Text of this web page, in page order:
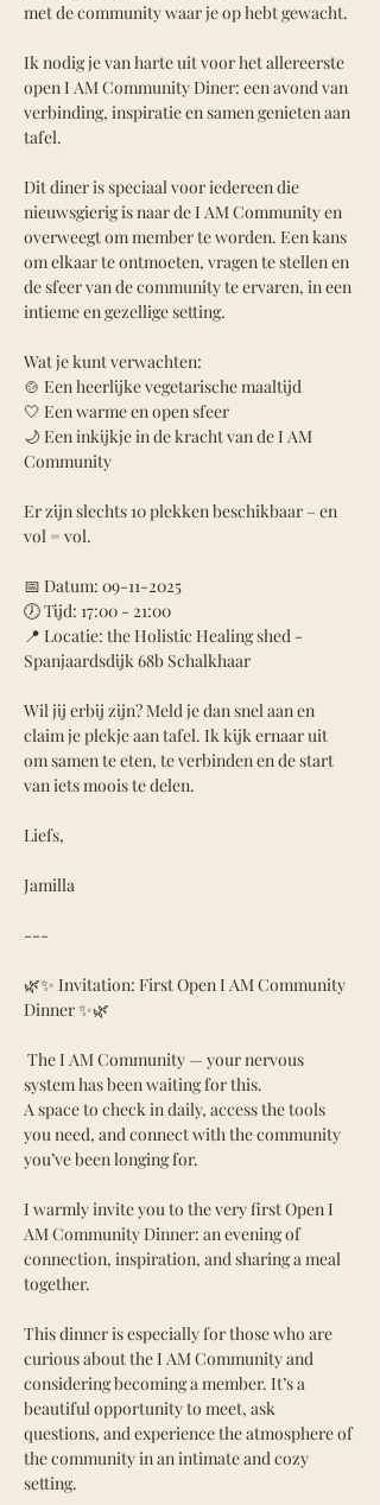
met de community waar je op hebt gewacht.
Ik nodig je van harte uit voor het allereerste
open I AM Community Diner: een avond van
verbinding, inspiratie en samen genieten aan
tafel.
Dit diner is speciaal voor iedereen die
nieuwsgierig is naar de I AM Community en
overweegt om member te worden. Een kans
om elkaar te ontmoeten, vragen te stellen en
de sfeer van de community te ervaren, in een
intieme en gezellige setting.
Wat je kunt verwachten:
🍲 Een heerlijke vegetarische maaltijd
🤍 Een warme en open sfeer
🌙 Een inkijkje in de kracht van de I AM
Community
Er zijn slechts 10 plekken beschikbaar – en
vol = vol.
📅 Datum: 09-11-2025
🕖 Tijd: 17:00 - 21:00
📍 Locatie: the Holistic Healing shed -
Spanjaardsdijk 68b Schalkhaar
Wil jij erbij zijn? Meld je dan snel aan en
claim je plekje aan tafel. Ik kijk ernaar uit
om samen te eten, te verbinden en de start
van iets moois te delen.
Liefs,
Jamilla
---
🌿✨ Invitation: First Open I AM Community
Dinner ✨🌿
system has been waiting for this.
A space to check in daily, access the tools
you need, and connect with the community
you’ve been longing for.
I warmly invite you to the very first Open I
AM Community Dinner: an evening of
connection, inspiration, and sharing a meal
together.
This dinner is especially for those who are
curious about the I AM Community and
considering becoming a member. It’s a
beautiful opportunity to meet, ask
questions, and experience the atmosphere of
the community in an intimate and cozy
setting.